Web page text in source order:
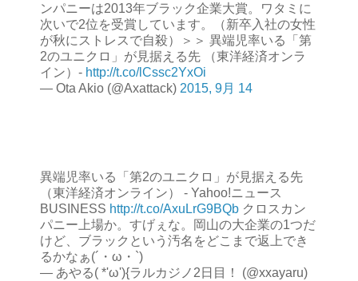
ンパニーは2013年ブラック企業大賞。ワタミに
次いで2位を受賞しています。（新卒入社の女性
が秋にストレスで自殺）＞＞ 異端児率いる「第
2のユニクロ」が見据える先 （東洋経済オンラ
イン）- http://t.co/lCssc2YxOi
— Ota Akio (@Axattack) 2015, 9月 14
異端児率いる「第2のユニクロ」が見据える先
（東洋経済オンライン） - Yahoo!ニュース
BUSINESS http://t.co/AxuLrG9BQb クロスカン
パニー上場か。すげぇな。岡山の大企業の1つだ
けど、ブラックという汚名をどこまで返上でき
るかなぁ(´・ω・`)
— あやる( *'ω'){ラルカジノ2日目！ (@xxayaru)